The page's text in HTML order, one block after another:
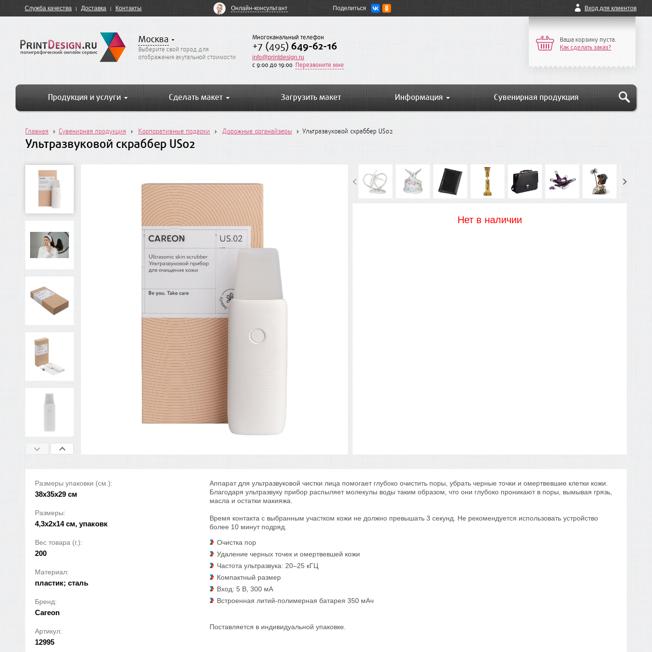
Служба качества Доставка Контакты Онлайн-консультант Поделиться Вход для клиентов
Москва
Выберите свой город для
отображения акутальной стоимости
Многоканальный телефон
+7 (495) 649-62-16
info@printdesign.ru
c 9:00 до 19:00 Перезвоните мне
Ваша корзину пуста.
Как сделать заказ?
Продукция и услуги Сделать макет Загрузить макет Информация Сувенирная продукция
Главная Сувенирная продукция Корпоративные подарки Дорожные органайзеры Ультразвуковой скраббер US02
Ультразвуковой скраббер US02
Нет в наличии
Размеры упаковки (см.):
38x35x29 см
Размеры:
4,3x2x14 см, упаковк
Вес товара (г.):
200
Материал:
пластик; сталь
Бренд:
Careon
Артикул:
12995
Аппарат для ультразвуковой чистки лица помогает глубоко очистить поры, убрать черные точки и омертвевшие клетки кожи.
Благодаря ультразвуку прибор распыляет молекулы воды таким образом, что они глубоко проникают в поры, вымывая грязь,
масла и остатки макияжа.
Время контакта с выбранным участком кожи не должно превышать 3 секунд. Не рекомендуется использовать устройство
более 10 минут подряд.
Очистка пор
Удаление черных точек и омертвевшей кожи
Частота ультразвука: 20–25 кГЦ
Компактный размер
Вход: 5 В, 300 мА
Встроенная литий-полимерная батарея 350 мАч
Поставляется в индивидуальной упаковке.